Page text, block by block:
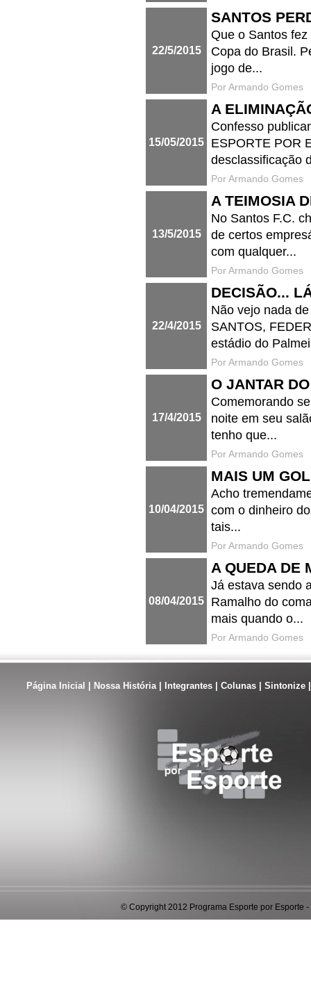
22/5/2015
SANTOS
Que o Santos
Copa do Brasil.
jogo de...
Por Armando Gomes
15/05/2015
A
Confesso
ESPORTE POR
desclassificação
Por Armando Gomes
13/5/2015
A TEIMOSIA
No Santos F.C.
de certos
com qualquer...
Por Armando Gomes
22/4/2015
DECISÃO...
Não vejo nada
SANTOS,
estádio do
Por Armando Gomes
17/4/2015
O JANTAR
Comemorando
noite em seu
tenho que...
Por Armando Gomes
10/04/2015
MAIS UM
Acho
com o dinheiro
tais...
Por Armando Gomes
08/04/2015
A QUEDA DE
Já estava sendo
Ramalho do
mais quando o...
Por Armando Gomes
Página Inicial Nossa História| Integrantes| Colunas| Sintonize
© Copyright 2012 Programa Esporte por Esporte